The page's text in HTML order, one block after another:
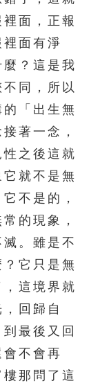
400
405
410
415
420
430
435
440
445
455
460
465
面，正報
面有淨
？這是我
同，所以
「出生無
著一念，
之後這就
就不是無
不是的，
的現象，
。雖是不
它只是無
這境界就
回歸自
最後又回
不會再
那問了這